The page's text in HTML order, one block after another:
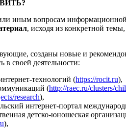
иным вопросам
, исходя из конкретной
созданы новые и
в своей деятельности:
технологий (https://rocit.ru),
(http://raec.ru/clusters/
research),
интернет-портал
детско-юношеская
),